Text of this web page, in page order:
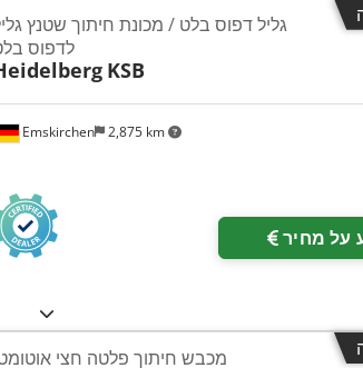
Emskirchen 2,875 km
גליל דפוס בלט / מכונת חיתוך שטנץ
לדפוס
KSB
על מחיר
מכבש חיתוך פלטה חצי